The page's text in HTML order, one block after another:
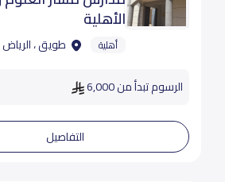
الأهلية
أهلية طويق ، الرياض
الرسوم تبدأ من 6,000
التفاصيل